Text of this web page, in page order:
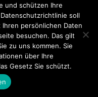
Über uns
Bilder
byWordPress
und schützen Ihre
soll
persönlichen Daten
besuchen. Das gilt
zu uns kommen. Sie
über Ihre
Gesetz Sie schützt.